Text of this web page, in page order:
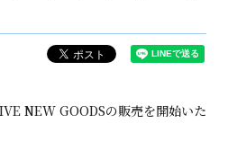
NEW GOODSの販売を開始いた